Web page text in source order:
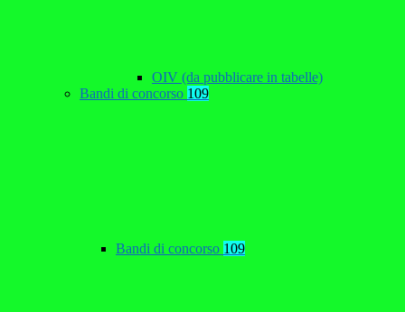
OIV (da pubblicare in tabelle)
Bandi di concorso 109
Bandi di concorso 109